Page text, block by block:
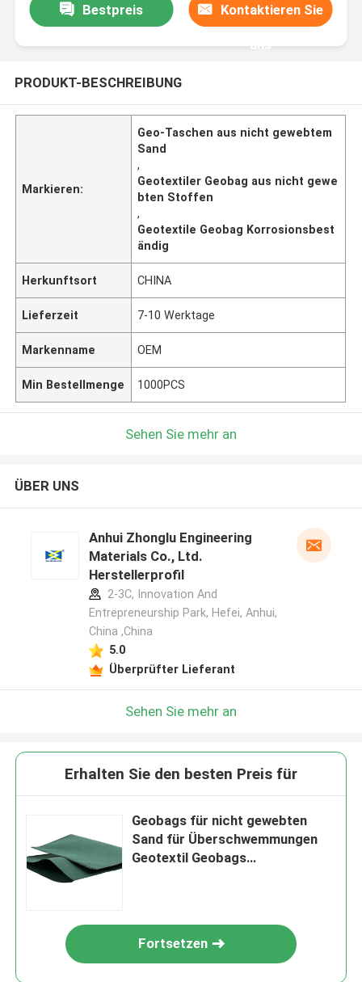
Bestpreis Kontaktieren Sie
uns
PRODUKT-BESCHREIBUNG
Markieren:
Geo-Taschen aus nicht gewebtem
Sand
,
Geotextiler Geobag aus nicht gewe
bten Stoffen
,
Geotextile Geobag Korrosionsbest
ändig
Herkunftsort CHINA
Lieferzeit 7-10 Werktage
Markenname OEM
Min Bestellmenge 1000PCS
Sehen Sie mehr an
ÜBER UNS
Anhui Zhonglu Engineering
Materials Co., Ltd.
Herstellerprofil
2-3C, Innovation And
Entrepreneurship Park, Hefei, Anhui,
China ,China
5.0
Überprüfter Lieferant
Sehen Sie mehr an
Erhalten Sie den besten Preis für
Geobags für nicht gewebten
Sand für Überschwemmungen
Geotextil Geobags
Fortsetzen